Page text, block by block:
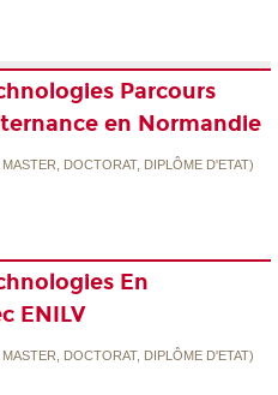
Parcours
en Normandie
DOCTORAT, DIPLÔME D'ETAT)
En
ENILV
DOCTORAT, DIPLÔME D'ETAT)